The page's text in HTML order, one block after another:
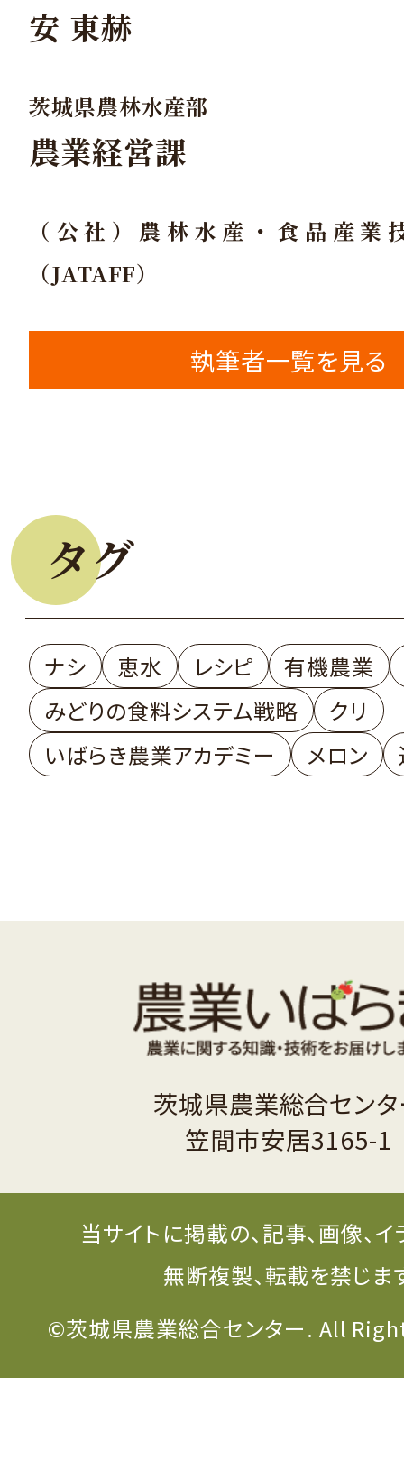
安 東赫
茨城県農林水産部
農業経営課
（公社）農林水産・食品産業
（JATAFF）
執筆者一覧を見る
タグ
ナシ 恵水 レシピ
有機農業
みどりの食料システム戦略
クリ
いばらき農業アカデミー
メロン
茨城県農業総合セン
笠間市安居3165-1
当サイトに掲載の、記事、画像、
無断複製、転載を禁じま
©茨城県農業総合センター. All